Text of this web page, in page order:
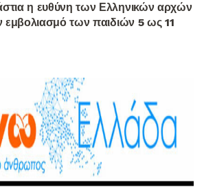
η ευθύνη των Ελληνικών αρχών
εμβολιασμό των παιδιών 5 ως 11